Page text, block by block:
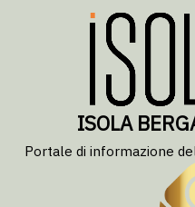
ISOLA
Portale di informazione